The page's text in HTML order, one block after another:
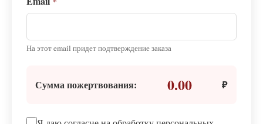
На этот email придет подтверждение заказа
Сумма пожертвования: 0.00 ₽